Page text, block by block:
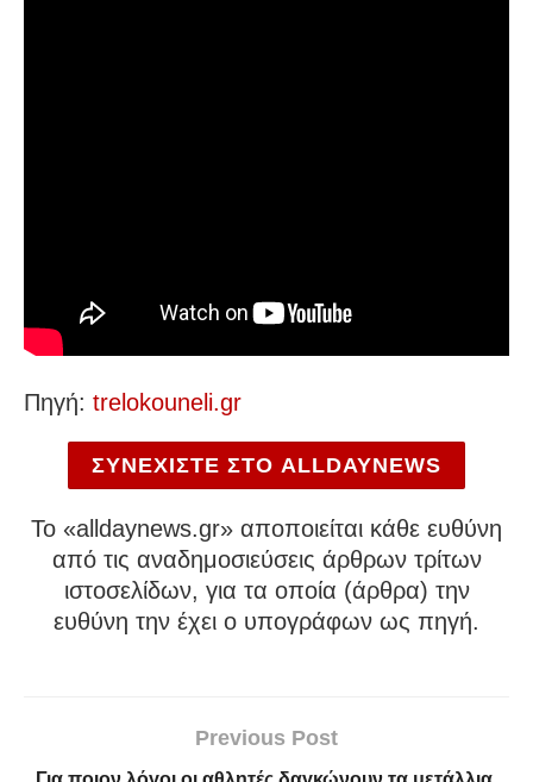
Πηγή: trelokouneli.gr
ΣΥΝΕΧΙΣΤΕ ΣΤΟ ALLDAYNEWS
To «alldaynews.gr» αποποιείται κάθε ευθύνη
από τις αναδημοσιεύσεις άρθρων τρίτων
ιστοσελίδων, για τα οποία (άρθρα) την
ευθύνη την έχει ο υπογράφων ως πηγή.
Previous Post